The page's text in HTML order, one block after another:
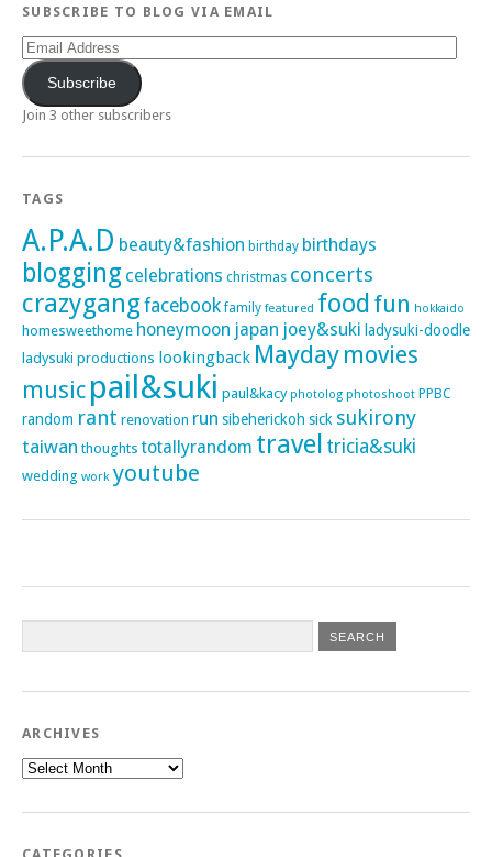
SUBSCRIBE TO BLOG VIA EMAIL
Email
Address
Subscribe
Join 3 other subscribers
TAGS
A.P.A.D beauty&fashion birthday birthdays
blogging celebrations christmas concerts
crazygangfacebook family featured food fun hokkaido
homesweethome honeymoon japan joey&suki ladysuki-doodle
ladysuki productions lookingback Mayday movies
music pail&suki paul&kacy photolog photoshoot PPBC
random rant renovation run sibeherickoh sick sukirony
taiwan thoughts totallyrandom travel tricia&suki
wedding work youtube
ARCHIVES
Archives